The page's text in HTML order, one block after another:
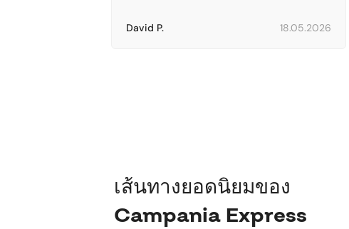
David P. 18.05.2026
เส้นทางยอดนิยมของ
Campania Express